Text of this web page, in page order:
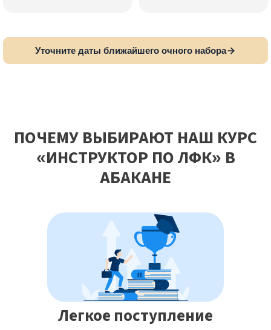
Уточните даты ближайшего очного набора
ПОЧЕМУ ВЫБИРАЮТ НАШ КУРС
«ИНСТРУКТОР ПО ЛФК» В
АБАКАНЕ
Легкое поступление